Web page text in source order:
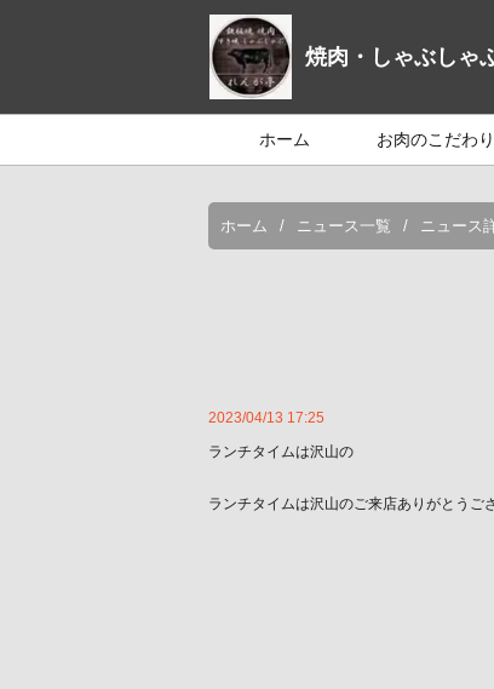
焼肉・しゃぶしゃ
ホーム お肉のこだわり
ホーム ニュース一覧 ニュース
2023/04/13 17:25
ランチタイムは沢山の
ランチタイムは沢山のご来店ありがとう